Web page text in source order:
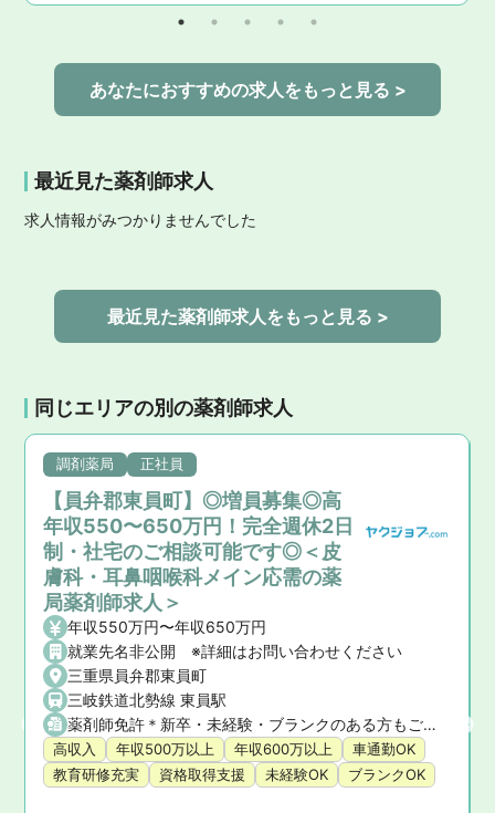
あなたにおすすめの求人をもっと見る >
最近見た薬剤師求人
求人情報がみつかりませんでした
最近見た薬剤師求人をもっと見る >
同じエリアの別の薬剤師求人
調剤薬局 正社員
【員弁郡東員町】◎増員募集◎高
年収550〜650万円！完全週休2日
制・社宅のご相談可能です◎＜皮
膚科・耳鼻咽喉科メイン応需の薬
局薬剤師求人＞
年収550万円〜年収650万円
就業先名非公開 ※詳細はお問い合わせください
三重県員弁郡東員町
三岐鉄道北勢線 東員駅
薬剤師免許＊新卒・未経験・ブランクのある方もご相談ください
高収入 年収500万以上 年収600万以上
車通勤OK
教育研修充実
資格取得支援 未経験OK ブランクOK